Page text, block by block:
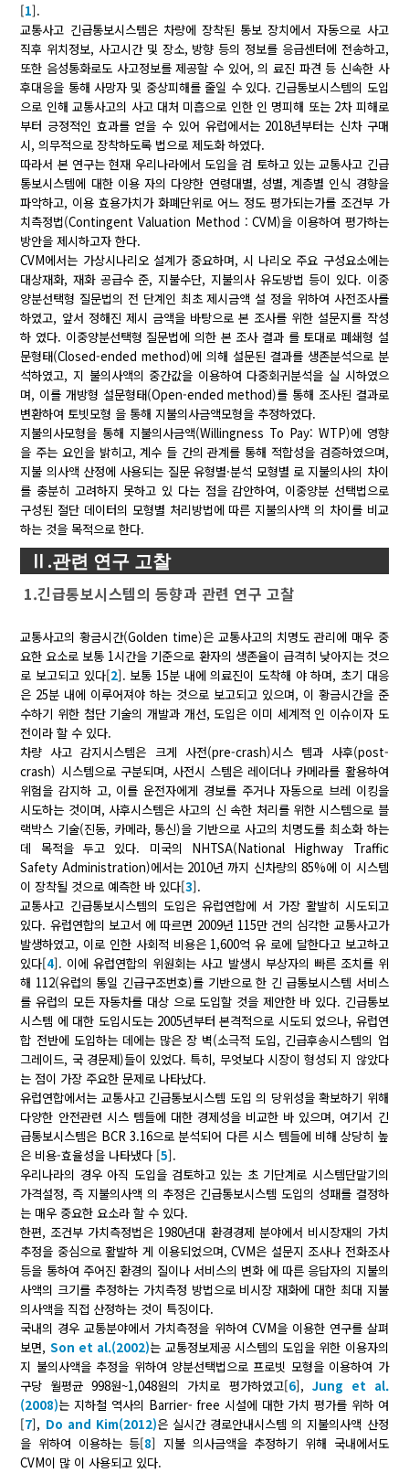
[1].
교통사고 긴급통보시스템은 차량에 장착된 통보 장치에서 자동으로 사고
직후 위치정보, 사고시간 및 장소, 방향 등의 정보를 응급센터에 전송하고,
또한 음성통화로도 사고정보를 제공할 수 있어, 의 료진 파견 등 신속한 사
후대응을 통해 사망자 및 중상피해를 줄일 수 있다. 긴급통보시스템의 도입
으로 인해 교통사고의 사고 대처 미흡으로 인한 인 명피해 또는 2차 피해로
부터 긍정적인 효과를 얻을 수 있어 유럽에서는 2018년부터는 신차 구매
시, 의무적으로 장착하도록 법으로 제도화 하였다.
따라서 본 연구는 현재 우리나라에서 도입을 검 토하고 있는 교통사고 긴급
통보시스템에 대한 이용 자의 다양한 연령대별, 성별, 계층별 인식 경향을
파악하고, 이용 효용가치가 화폐단위로 어느 정도 평가되는가를 조건부 가
치측정법(Contingent Valuation Method : CVM)을 이용하여 평가하는
방안을 제시하고자 한다.
CVM에서는 가상시나리오 설계가 중요하며, 시 나리오 주요 구성요소에는
대상재화, 재화 공급수 준, 지불수단, 지불의사 유도방법 등이 있다. 이중
양분선택형 질문법의 전 단계인 최초 제시금액 설 정을 위하여 사전조사를
하였고, 앞서 정해진 제시 금액을 바탕으로 본 조사를 위한 설문지를 작성
하 였다. 이중양분선택형 질문법에 의한 본 조사 결과 를 토대로 폐쇄형 설
문형태(Closed-ended method)에 의해 설문된 결과를 생존분석으로 분
석하였고, 지 불의사액의 중간값을 이용하여 다중회귀분석을 실 시하였으
며, 이를 개방형 설문형태(Open-ended method)를 통해 조사된 결과로
변환하여 토빗모형 을 통해 지불의사금액모형을 추정하였다.
지불의사모형을 통해 지불의사금액(Willingness To Pay: WTP)에 영향
을 주는 요인을 밝히고, 계수 들 간의 관계를 통해 적합성을 검증하였으며,
지불 의사액 산정에 사용되는 질문 유형별·분석 모형별 로 지불의사의 차이
를 충분히 고려하지 못하고 있 다는 점을 감안하여, 이중양분 선택법으로
구성된 절단 데이터의 모형별 처리방법에 따른 지불의사액 의 차이를 비교
하는 것을 목적으로 한다.
Ⅱ.관련 연구 고찰
1.긴급통보시스템의 동향과 관련 연구 고찰
교통사고의 황금시간(Golden time)은 교통사고의 치명도 관리에 매우 중
요한 요소로 보통 1시간을 기준으로 환자의 생존율이 급격히 낮아지는 것으
로 보고되고 있다[2]. 보통 15분 내에 의료진이 도착해 야 하며, 초기 대응
은 25분 내에 이루어져야 하는 것으로 보고되고 있으며, 이 황금시간을 준
수하기 위한 첨단 기술의 개발과 개선, 도입은 이미 세계적 인 이슈이자 도
전이라 할 수 있다.
차량 사고 감지시스템은 크게 사전(pre-crash)시스 템과 사후(post-
crash) 시스템으로 구분되며, 사전시 스템은 레이더나 카메라를 활용하여
위험을 감지하 고, 이를 운전자에게 경보를 주거나 자동으로 브레 이킹을
시도하는 것이며, 사후시스템은 사고의 신 속한 처리를 위한 시스템으로 블
랙박스 기술(진동, 카메라, 통신)을 기반으로 사고의 치명도를 최소화 하는
데 목적을 두고 있다. 미국의 NHTSA(National Highway Traffic
Safety Administration)에서는 2010년 까지 신차량의 85%에 이 시스템
이 장착될 것으로 예측한 바 있다[3].
교통사고 긴급통보시스템의 도입은 유럽연합에 서 가장 활발히 시도되고
있다. 유럽연합의 보고서 에 따르면 2009년 115만 건의 심각한 교통사고가
발생하였고, 이로 인한 사회적 비용은 1,600억 유 로에 달한다고 보고하고
있다[4]. 이에 유럽연합의 위원회는 사고 발생시 부상자의 빠른 조치를 위
해 112(유럽의 통일 긴급구조번호)를 기반으로 한 긴 급통보시스템 서비스
를 유럽의 모든 자동차를 대상 으로 도입할 것을 제안한 바 있다. 긴급통보
시스템 에 대한 도입시도는 2005년부터 본격적으로 시도되 었으나, 유럽연
합 전반에 도입하는 데에는 많은 장 벽(소극적 도입, 긴급후송시스템의 업
그레이드, 국 경문제)들이 있었다. 특히, 무엇보다 시장이 형성되 지 않았다
는 점이 가장 주요한 문제로 나타났다.
유럽연합에서는 교통사고 긴급통보시스템 도입 의 당위성을 확보하기 위해
다양한 안전관련 시스 템들에 대한 경제성을 비교한 바 있으며, 여기서 긴
급통보시스템은 BCR 3.16으로 분석되어 다른 시스 템들에 비해 상당히 높
은 비용-효율성을 나타냈다 [5].
우리나라의 경우 아직 도입을 검토하고 있는 초 기단계로 시스템단말기의
가격설정, 즉 지불의사액 의 추정은 긴급통보시스템 도입의 성패를 결정하
는 매우 중요한 요소라 할 수 있다.
한편, 조건부 가치측정법은 1980년대 환경경제 분야에서 비시장재의 가치
추정을 중심으로 활발하 게 이용되었으며, CVM은 설문지 조사나 전화조사
등을 통하여 주어진 환경의 질이나 서비스의 변화 에 따른 응답자의 지불의
사액의 크기를 추정하는 가치측정 방법으로 비시장 재화에 대한 최대 지불
의사액을 직접 산정하는 것이 특징이다.
국내의 경우 교통분야에서 가치측정을 위하여 CVM을 이용한 연구를 살펴
보면, Son et al.(2002)는 교통정보제공 시스템의 도입을 위한 이용자의
지 불의사액을 추정을 위하여 양분선택법으로 프로빗 모형을 이용하여 가
구당 월평균 998원~1,048원의 가치로 평가하였고[6], Jung et al.
(2008)는 지하철 역사의 Barrier- free 시설에 대한 가치 평가를 위하 여
[7], Do and Kim(2012)은 실시간 경로안내시스템 의 지불의사액 산정
을 위하여 이용하는 등[8] 지불 의사금액을 추정하기 위해 국내에서도
CVM이 많 이 사용되고 있다.